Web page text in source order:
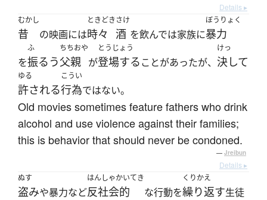
Details ▸
むかし
昔 の映画には
ときどき
時々
さけ
酒 を飲んでは家族に
ぼうりょく
暴力
を
ふ
振るう
ちちおや
父親 が
とうじょう
登場することがあったが、
けっ
決して
ゆる
許される
こうい
行為ではない。
Old movies sometimes feature fathers who drink
alcohol and use violence against their families;
this is behavior that should never be condoned.
— Jreibun
Details ▸
ぬす
盗みや暴力など
はんしゃかいてき
反社会的 な行動を
くりかえ
繰り返す生徒